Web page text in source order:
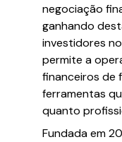
negociação
ganhando
investidores
permite a
financeiros de
ferramentas
quanto
Fundada em